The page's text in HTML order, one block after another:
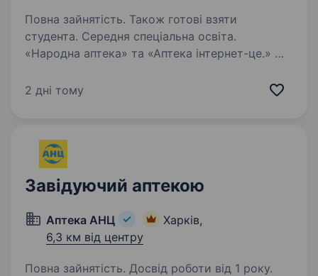
Повна зайнятість. Також готові взяти
студента. Середня спеціальна освіта.
«Народна аптека» та «Аптека інтернет-це.» —
історією успішної діяльності. Ми працюємо
Кропивницький,…
2 дні тому
Завідуючий аптекою
Аптека АНЦ
Харків,
6,3 км від центру
Повна зайнятість. Досвід роботи від 1 року.